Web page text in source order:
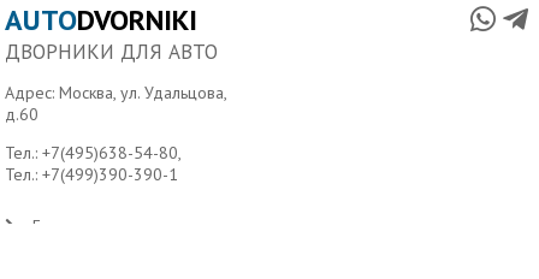
AUTODVORNIKI
ДВОРНИКИ ДЛЯ АВТО
Адрес: Москва, ул. Удальцова,
д.60
Тел.:+7(495)638-54-80,
Тел.:+7(499)390-390-1
Главная